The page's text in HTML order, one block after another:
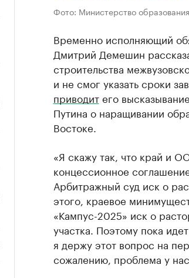
Фото: Министерство
Временно исполняющий
Дмитрий Демешин
строительства
и не смог указать сроки
приводитего
Путина о наращивании
Востоке.
«Я скажу так, что край и
концессионное
Арбитражный суд иск о
этого, краевое
«Кампус-2025» иск о
участка. Поэтому пока
я держу этот вопрос на
сожалению, проблема у